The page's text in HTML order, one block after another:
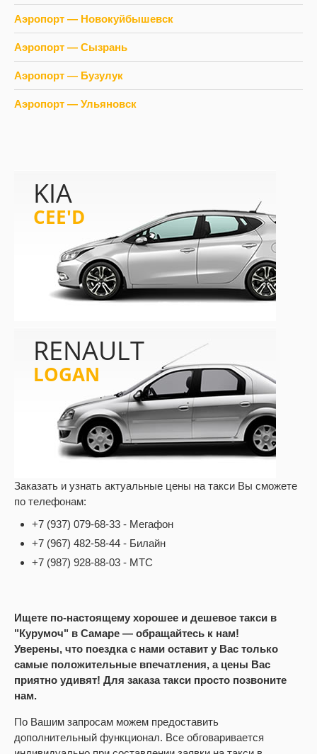
Аэропорт — Новокуйбышевск
Аэропорт — Сызрань
Аэропорт — Бузулук
Аэропорт — Ульяновск
KIA
CEE'D
RENAULT
LOGAN
Заказать и узнать актуальные цены на такси Вы сможете
по телефонам:
+7 (937) 079-68-33 - Мегафон
+7 (967) 482-58-44 - Билайн
+7 (987) 928-88-03 - МТС
Ищете по-настоящему хорошее и дешевое такси в
"Курумоч" в Самаре — обращайтесь к нам!
Уверены, что поездка с нами оставит у Вас только
самые положительные впечатления, а цены Вас
приятно удивят! Для заказа такси просто позвоните
нам.
По Вашим запросам можем предоставить
дополнительный функционал. Все обговаривается